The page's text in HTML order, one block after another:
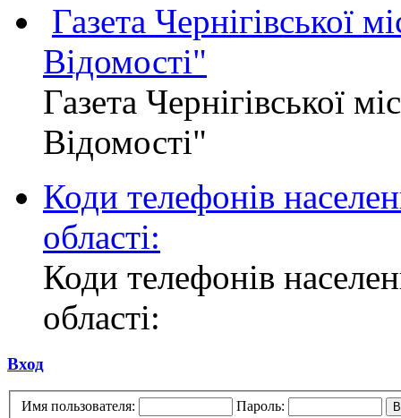
Газета Чернігівської
Відомості"
Газета Чернігівської
Відомості"
Коди телефонів
області:
Коди телефонів
області:
Вход
Имя пользователя: Пароль: